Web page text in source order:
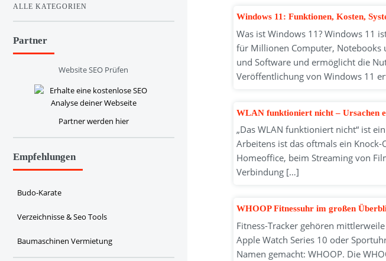
Windows 11: Funktionen, Kosten,
Was ist Windows 11? Windows 11
für Millionen Computer, Notebooks
und Software und ermöglicht die
Veröffentlichung von Windows 11
WLAN funktioniert nicht – Ursachen
„Das WLAN funktioniert nicht“ ist
Arbeitens ist das oftmals ein
Homeoffice, beim Streaming von
Verbindung […]
WHOOP Fitnessuhr im großen
Fitness-Tracker gehören
Apple Watch Series 10 oder
Namen gemacht: WHOOP. Die
ALLE KATEGORIEN
Partner
Website SEO Prüfen
Partner werden hier
Empfehlungen
Budo-Karate
Verzeichnisse & Seo Tools
Baumaschinen Vermietung